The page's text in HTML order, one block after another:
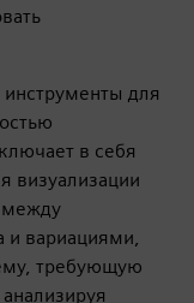
инструменты для
в себя
визуализации
между
и вариациями,
требующую